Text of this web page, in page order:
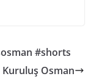
#shorts
Kuruluş Osman